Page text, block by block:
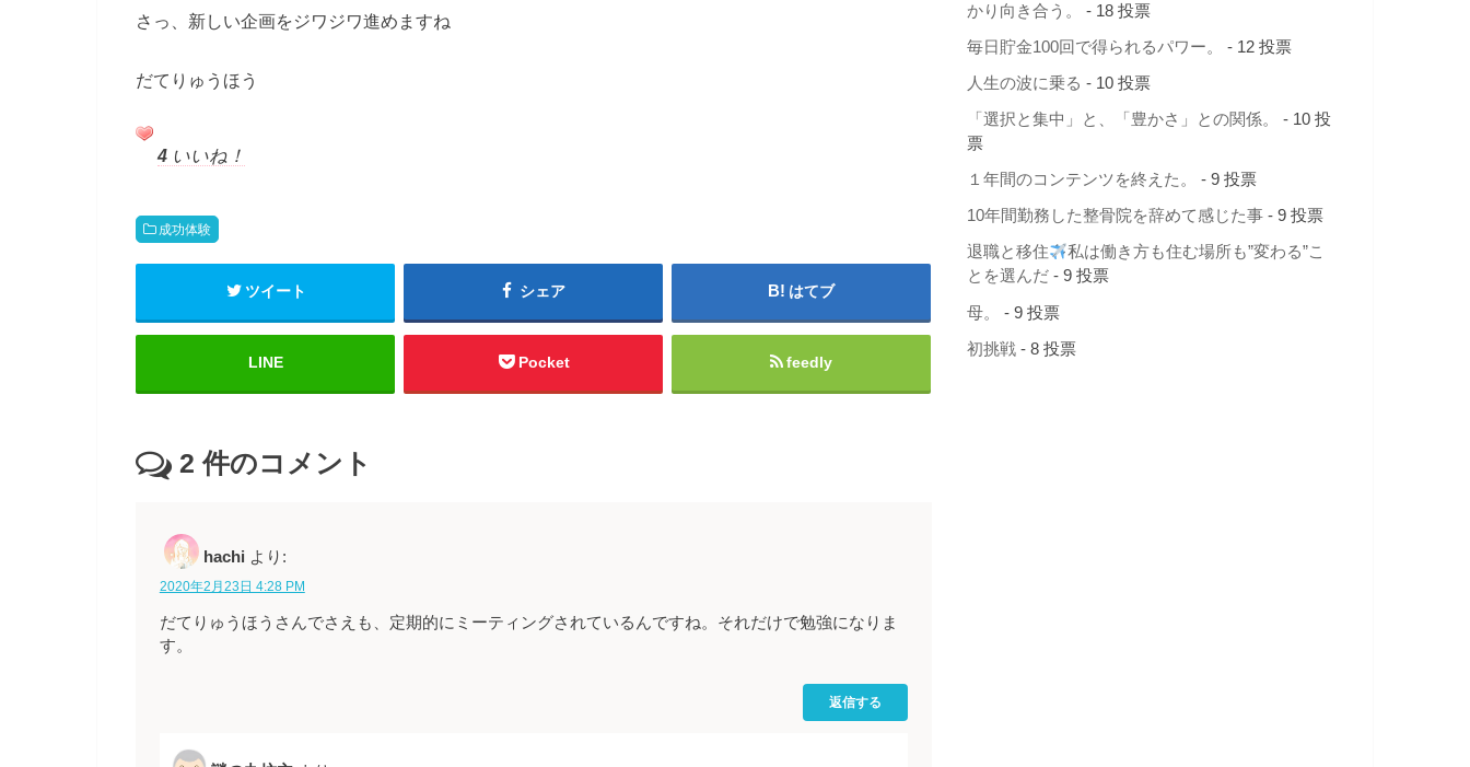
さっ、新しい企画をジワジワ進めますね
だてりゅうほう
4 いいね！
成功体験
ツイート シェア はてブ
LINE Pocket feedly
2 件のコメント
hachi より:
2020年2月23日 4:28 PM
だてりゅうほうさんでさえも、定期的にミーティングされているんですね。それだけで勉強になりま
す。
返信する
かり向き合う。
- 18 投票
毎日貯金100回で得られるパワー。 - 12 投票
人生の波に乗る - 10 投票
「選択と集中」と、「豊かさ」との関係。
- 10 投
票
１年間のコンテンツを終えた。 - 9 投票
10年間勤務した整骨院を辞めて感じた事 - 9 投票
退職と移住
私は働き方も住む場所も”変わる”こ
とを選んだ - 9 投票
母。 - 9 投票
初挑戦 - 8 投票